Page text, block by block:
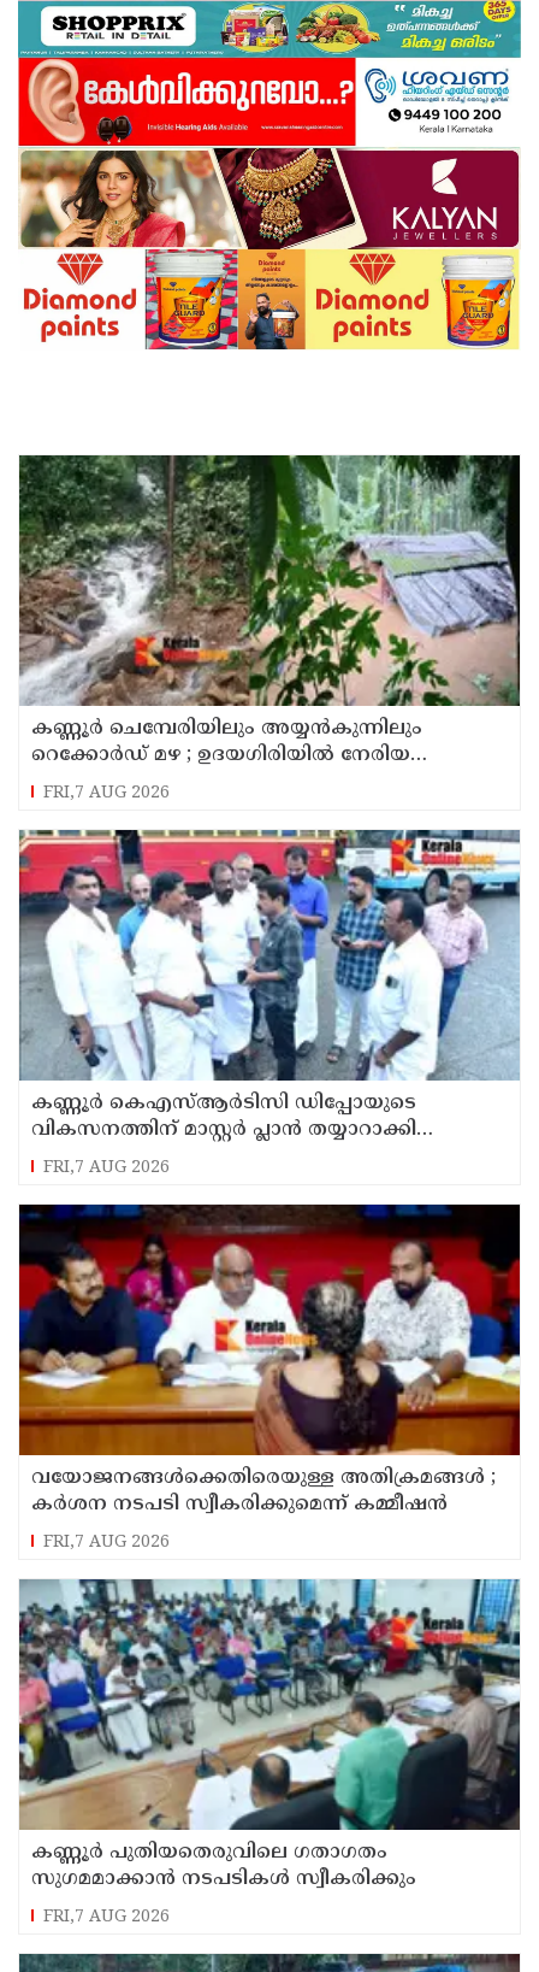
കണ്ണൂർ ചെമ്പേരിയിലും അയ്യൻകുന്നിലും
റെക്കോർഡ് മഴ ; ഉദയഗിരിയിൽ നേരിയ
ഉരുൾപൊട്ടൽ; 13 പേരെ ക്യാമ്പിലേക്ക് മാറ്റി
FRI,7 AUG 2026
കണ്ണൂർ കെഎസ്ആർടിസി ഡിപ്പോയുടെ
വികസനത്തിന് മാസ്റ്റർ പ്ലാൻ തയ്യാറാക്കി
സമർപ്പിക്കും : ടി ഒ മോഹനൻ എം എൽ എ
FRI,7 AUG 2026
വയോജനങ്ങൾക്കെതിരെയുള്ള അതിക്രമങ്ങൾ ;
കർശന നടപടി സ്വീകരിക്കുമെന്ന് കമ്മീഷൻ
FRI,7 AUG 2026
കണ്ണൂർ പുതിയതെരുവിലെ ഗതാഗതം
സുഗമമാക്കാന്‍ നടപടികള്‍ സ്വീകരിക്കും
FRI,7 AUG 2026